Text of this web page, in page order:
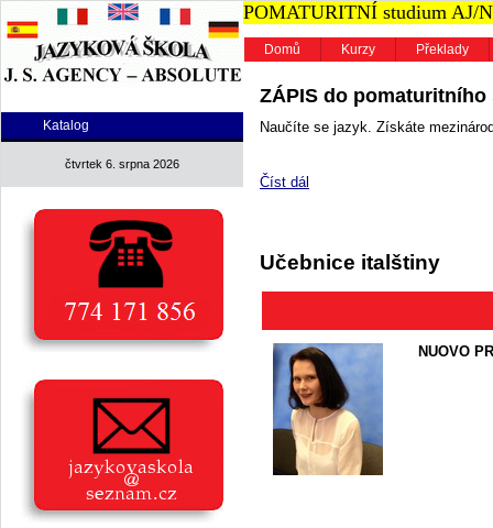
Katalog
čtvrtek 6. srpna 2026
POMATURITNÍ studium AJ/
Domů Kurzy Překlady
ZÁPIS do pomaturitního
Naučíte se jazyk. Získáte
Číst dál
Učebnice italštiny
NUOVO